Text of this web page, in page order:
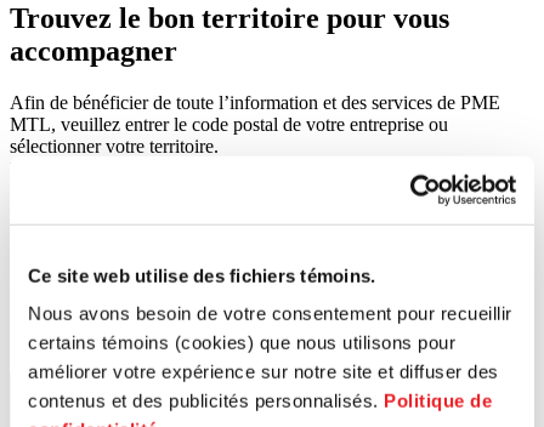
Ce site web utilise des fichiers témoins.
Nous avons besoin de votre consentement pour recueillir
certains témoins (cookies) que nous utilisons pour
améliorer votre expérience sur notre site et diffuser des
contenus et des publicités personnalisés. Politique de
Trouvez le bon territoire pour vous
accompagner
Afin de bénéficier de toute l’information et des services de PME
MTL, veuillez entrer le code postal de votre entreprise ou
sélectionner votre territoire.
Rechercher un code postal
Lancer la recherche